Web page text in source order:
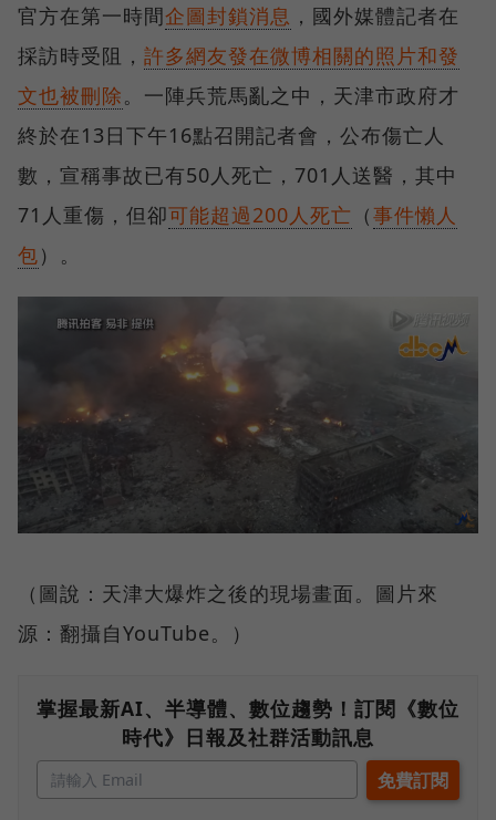
官方在第一時間企圖封鎖消息 ，國外媒體記者在
採訪時受阻， 許多網友發在微博相關的照片和發
文也被刪除。一陣兵荒馬亂之中，天津市政府才
終於在13日下午16點召開記者會，公布傷亡人
數，宣稱事故已有50人死亡，701人送醫，其中
71人重傷，但卻可能超過200人死亡 （事件懶人
包）。
（圖說：天津大爆炸之後的現場畫面。圖片來
源：翻攝自YouTube。）
掌握最新AI、半導體、數位趨勢！訂閱《數位
時代》日報及社群活動訊息